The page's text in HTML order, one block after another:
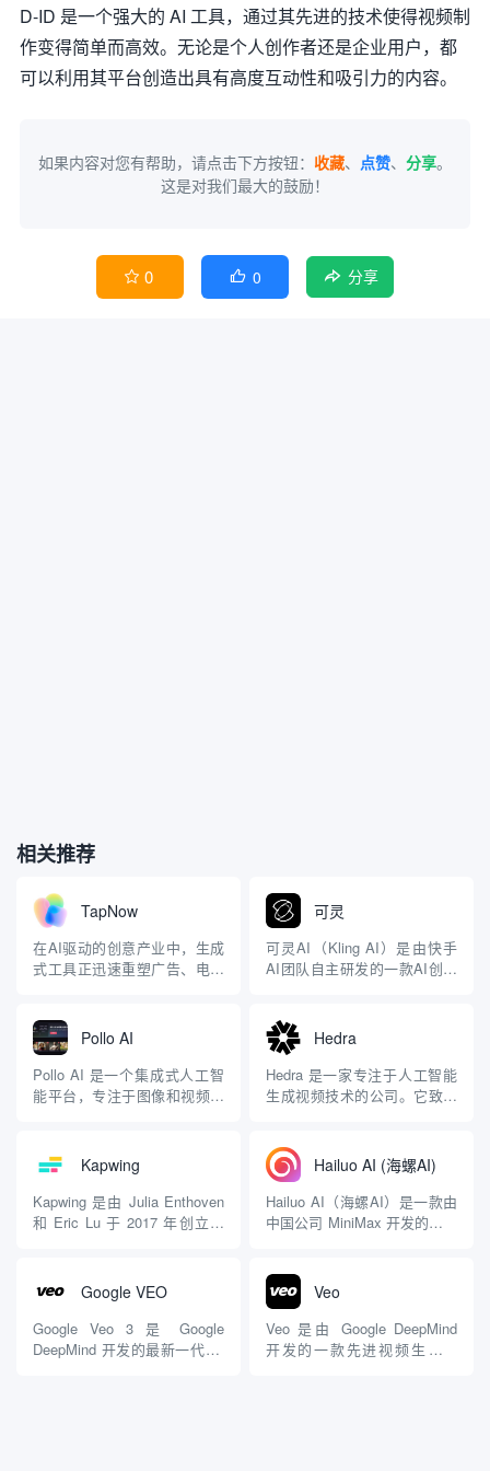
D-ID 是一个强大的 AI 工具，通过其先进的技术使得视频制
作变得简单而高效。无论是个人创作者还是企业用户，都
可以利用其平台创造出具有高度互动性和吸引力的内容。
如果内容对您有帮助，请点击下方按钮： 收藏、 点赞、 分享。
这是对我们最大的鼓励！
 0  0 分享
相关推荐
TapNow
在AI驱动的创意产业中，生成
式工具正迅速重塑广告、电商
擎，定位于商业视觉内容的生
产，承诺通过集成先进模型，
帮助用户快速从概念到成品。
平台概述与核心功能
可灵
可灵AI（Kling AI）是由快手
AI团队自主研发的一款AI创意
低创作门槛，提升创作效率。
它基于快手自研的可灵大模型
（Kling）和可图大模型，采用
类Sora的DiT（Diffusion...
Pollo AI
Pollo AI 是一个集成式人工智
能平台，专注于图像和视频生
台由新加坡的 HIX.AI 开发，
致力于通过尖端 AI 技术实现
视频和图像创作的民主化，使
无技术背景的用户也能轻松生
Hedra
Hedra 是一家专注于人工智能
生成视频技术的公司。它致力
普及化，让任何有创意想法的
人都能轻松实现高质量的视频
内容制作。以下是对 Hedra 的
详细介绍，基于其官网信息和
Kapwing
Kapwing 是由 Julia Enthoven
和 Eric Lu 于 2017 年创立的
在线内容创作平台，主要用于
视频编辑、图像处理和多媒体
内容制作。旨在帮助用户（包
括个人创作者、团...
Hailuo AI (海螺AI)
Hailuo AI（海螺AI）是一款由
中国公司 MiniMax 开发的先进
质量的视频内容。 主要功能 1.
文本到视频生成 简便操作：用
户只需输入文本提示，Hailuo
AI 就能生成相应...
Google VEO
Google Veo 3 是 Google
DeepMind 开发的最新一代 AI
Veo
Veo 是由 Google DeepMind
开发的一款先进视频生成模